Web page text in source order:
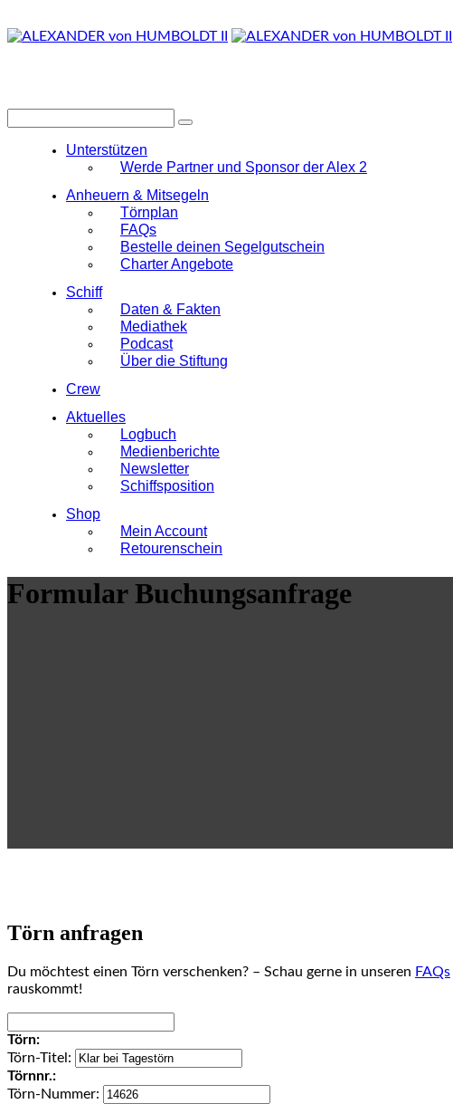
Unterstützen
Werde Partner und Sponsor der Alex 2
Anheuern & Mitsegeln
Törnplan
FAQs
Bestelle deinen Segelgutschein
Charter Angebote
Schiff
Daten & Fakten
Mediathek
Podcast
Über die Stiftung
Crew
Aktuelles
Logbuch
Medienberichte
Newsletter
Schiffsposition
Shop
Mein Account
Retourenschein
Formular Buchungsanfrage
Törn anfragen
Du möchtest einen Törn verschenken? – Schau gerne in unseren FAQs
rauskommt!
Törn:
Törn-Titel:
Törnnr.:
Törn-Nummer: